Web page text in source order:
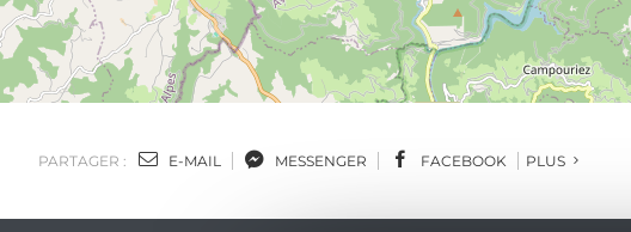
PARTAGER : E-MAIL MESSENGER FACEBOOK PLUS